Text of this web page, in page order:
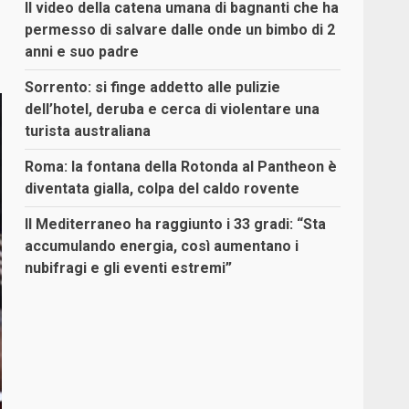
Il video della catena umana di bagnanti che ha
permesso di salvare dalle onde un bimbo di 2
anni e suo padre
Sorrento: si finge addetto alle pulizie
dell’hotel, deruba e cerca di violentare una
turista australiana
Roma: la fontana della Rotonda al Pantheon è
diventata gialla, colpa del caldo rovente
Il Mediterraneo ha raggiunto i 33 gradi: “Sta
accumulando energia, così aumentano i
nubifragi e gli eventi estremi”